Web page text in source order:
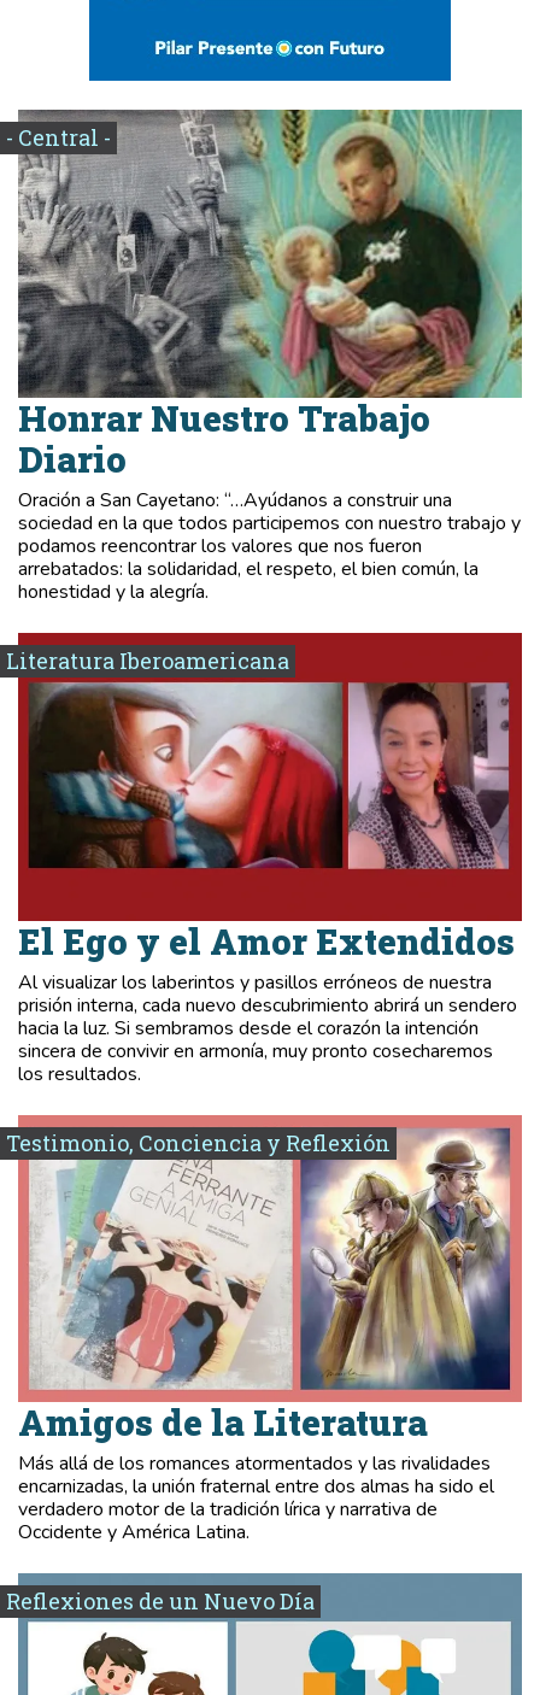
- Central -
Honrar Nuestro Trabajo
Diario
Oración a San Cayetano: “…Ayúdanos a construir una
sociedad en la que todos participemos con nuestro trabajo y
podamos reencontrar los valores que nos fueron
arrebatados: la solidaridad, el respeto, el bien común, la
honestidad y la alegría.
Literatura Iberoamericana
El Ego y el Amor Extendidos
Al visualizar los laberintos y pasillos erróneos de nuestra
prisión interna, cada nuevo descubrimiento abrirá un sendero
hacia la luz. Si sembramos desde el corazón la intención
sincera de convivir en armonía, muy pronto cosecharemos
los resultados.
Testimonio, Conciencia y Reflexión
Amigos de la Literatura
Más allá de los romances atormentados y las rivalidades
encarnizadas, la unión fraternal entre dos almas ha sido el
verdadero motor de la tradición lírica y narrativa de
Occidente y América Latina.
Reflexiones de un Nuevo Día